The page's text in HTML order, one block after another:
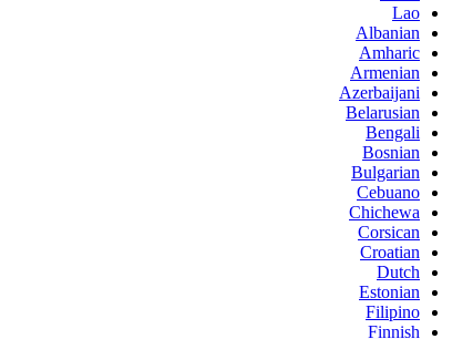
Lao
Albanian
Amharic
Armenian
Azerbaijani
Belarusian
Bengali
Bosnian
Bulgarian
Cebuano
Chichewa
Corsican
Croatian
Dutch
Estonian
Filipino
Finnish